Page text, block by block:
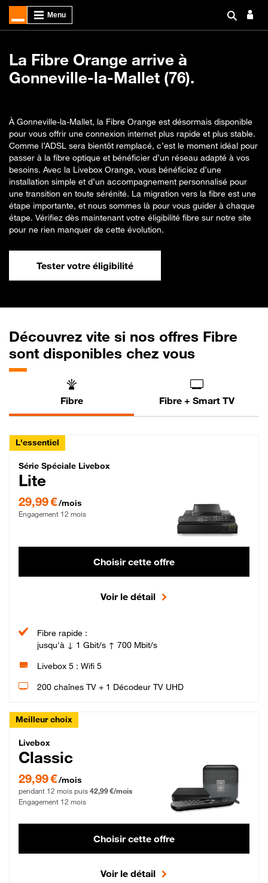
La Fibre Orange arrive à
Gonneville-la-Mallet (76).
À Gonneville-la-Mallet, la Fibre Orange est désormais disponible
pour vous offrir une connexion internet plus rapide et plus stable.
Comme l’ADSL sera bientôt remplacé, c’est le moment idéal pour
passer à la fibre optique et bénéficier d’un réseau adapté à vos
besoins. Avec la Livebox Orange, vous bénéficiez d’une
installation simple et d’un accompagnement personnalisé pour
une transition en toute sérénité. La migration vers la fibre est une
étape importante, et nous sommes là pour vous guider à chaque
étape. Vérifiez dès maintenant votre éligibilité fibre sur notre site
pour ne rien manquer de cette évolution.
Tester votre éligibilité
Découvrez vite si nos offres Fibre
sont disponibles chez vous
Fibre Fibre + Smart TV
L'essentiel
Série Spéciale Livebox Lite Fibre
Série Spéciale Livebox
Lite
29,99 €/mois
Engagement 12 mois
Choisir cette offre
Voir le détail
Fibre rapide :
jusqu'à ↓ 1 Gbit/s ↑ 700 Mbit/s
Livebox 5 : Wifi 5
200 chaînes TV + 1 Décodeur TV UHD
Meilleur choix
Livebox Classic Fibre
Livebox
Classic
29,99 € par mois pendant 12 mois puis 42,99 € par mois, Engagement 12 mois
29,99 €/mois
pendant 12 mois puis 42,99 €/mois
Engagement 12 mois
Choisir cette offre
Voir le détail